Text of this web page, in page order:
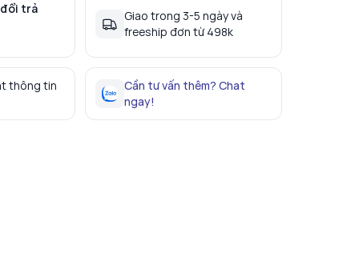
trả
Giao trong 3-5 ngày và
freeship đơn từ 498k
thông tin
Cần tư vấn thêm? Chat
ngay!